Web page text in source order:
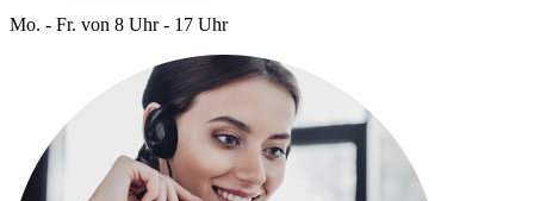
Mo. - Fr. von 8 Uhr - 17 Uhr